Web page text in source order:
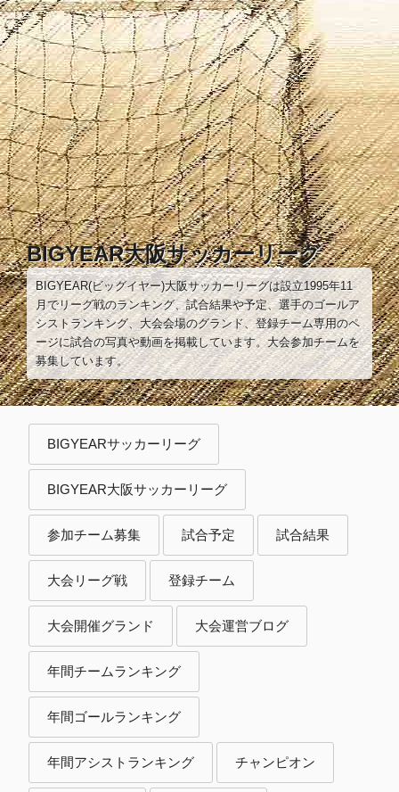
コ
ン
テ
ン
ツ
へ
ス
キ
ッ
プ
BIGYEAR大阪サッカーリーグ
BIGYEAR(ビッグイヤー)大阪サッカーリーグは設立1995年11
月でリーグ戦のランキング、試合結果や予定、選手のゴールア
シストランキング、大会会場のグランド、登録チーム専用のペ
ージに試合の写真や動画を掲載しています。大会参加チームを
募集しています。
BIGYEARサッカーリーグ
BIGYEAR大阪サッカーリーグ
参加チーム募集 試合予定 試合結果
大会リーグ戦 登録チーム
大会開催グランド 大会運営ブログ
年間チームランキング
年間ゴールランキング
年間アシストランキング チャンピオン